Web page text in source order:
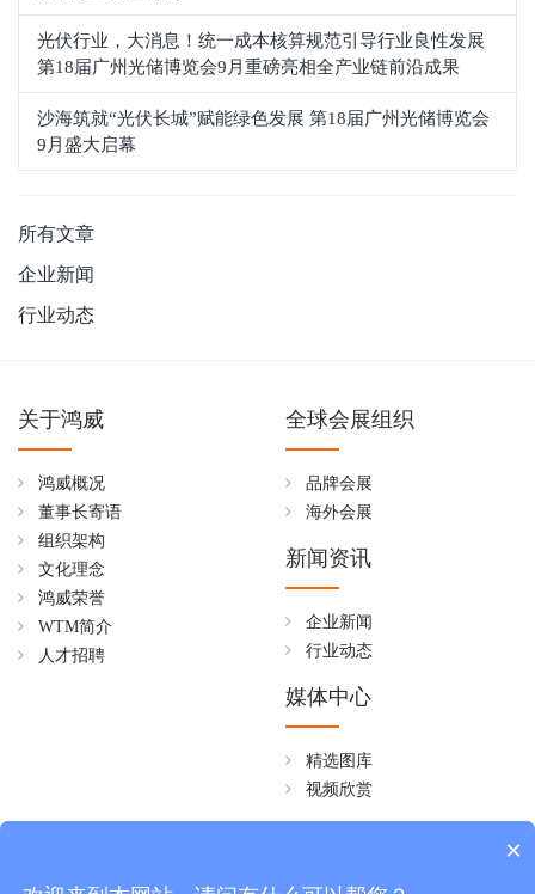
光伏行业，大消息！统一成本核算规范引导行业良性发展
第18届广州光储博览会9月重磅亮相全产业链前沿成果
沙海筑就“光伏长城”赋能绿色发展 第18届广州光储博览会
9月盛大启幕
所有文章
企业新闻
行业动态
关于鸿威
鸿威概况
董事长寄语
组织架构
文化理念
鸿威荣誉
WTM简介
人才招聘
全球会展组织
品牌会展
海外会展
新闻资讯
企业新闻
行业动态
媒体中心
精选图库
视频欣赏
×